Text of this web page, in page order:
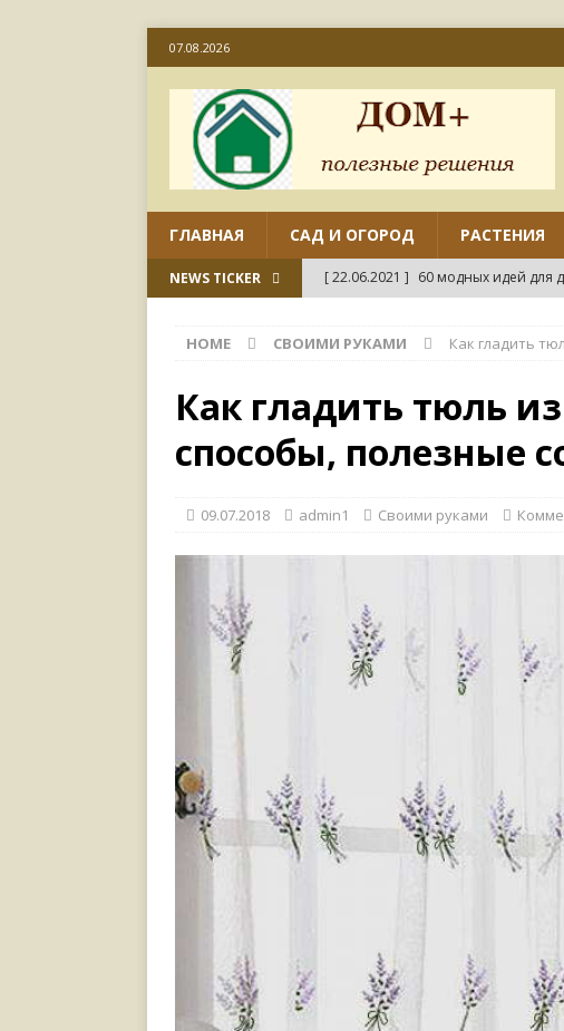
07.08.2026
ГЛАВНАЯ САД И ОГОРОД РАСТЕНИЯ
NEWS TICKER [ 22.06.2021 ] 60 модных идей для
ДИЗАЙН
Как
[ 18.06.2021 ] 45 современных
HOME СВОИМИ РУКАМИ Как гладить
Как гладить тюль
способы, полезные
09.07.2018 admin1 Своими руками